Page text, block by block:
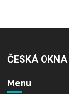
ČESKÁ
Menu